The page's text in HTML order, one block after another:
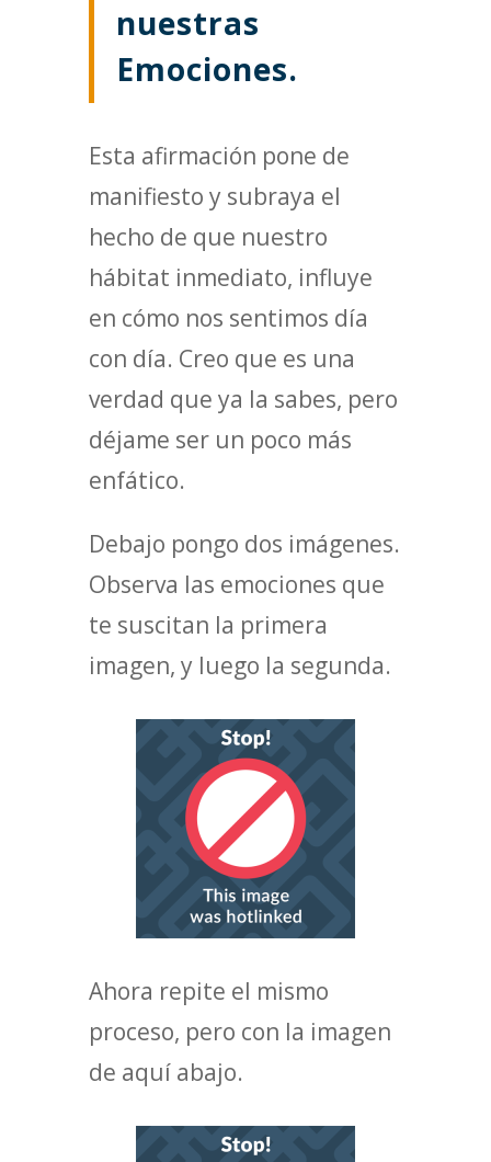
nuestras
Emociones.
Esta afirmación pone de
manifiesto y subraya el
hecho de que nuestro
hábitat inmediato, influye
en cómo nos sentimos día
con día. Creo que es una
verdad que ya la sabes, pero
déjame ser un poco más
enfático.
Debajo pongo dos imágenes.
Observa las emociones que
te suscitan la primera
imagen, y luego la segunda.
Ahora repite el mismo
proceso, pero con la imagen
de aquí abajo.